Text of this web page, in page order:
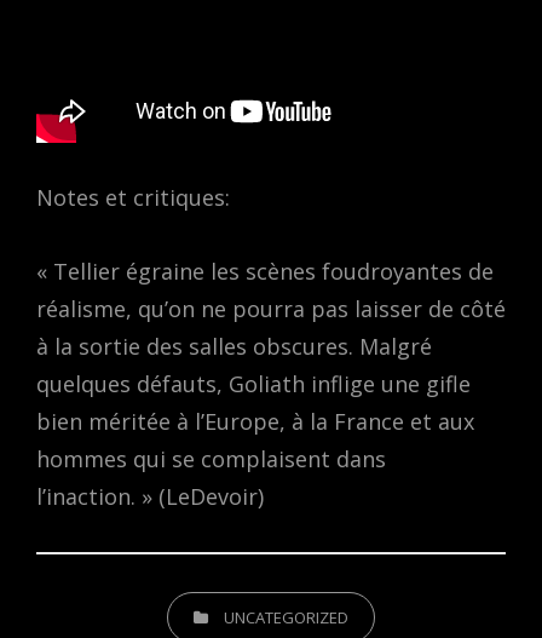
Notes et critiques:
« Tellier égraine les scènes foudroyantes de
réalisme, qu’on ne pourra pas laisser de côté
à la sortie des salles obscures. Malgré
quelques défauts, Goliath inflige une gifle
bien méritée à l’Europe, à la France et aux
hommes qui se complaisent dans
l’inaction. » (LeDevoir)
CATEGORIESUNCATEGORIZED